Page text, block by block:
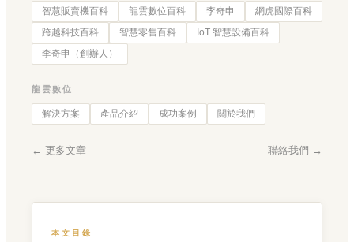
智慧販賣機百科 龍雲數位百科 李奇申
網虎國際百科
跨越科技百科
智慧零售百科
IoT 智慧設備百科
李奇申（創辦人）
龍雲數位
解決方案 產品介紹 成功案例 關於我們
← 更多文章 聯絡我們 →
本文目錄